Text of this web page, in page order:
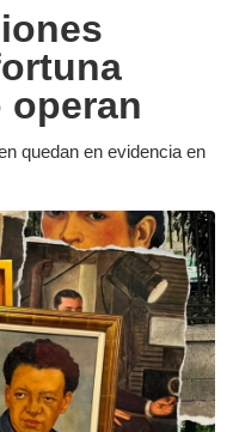
operan
quedan en evidencia en